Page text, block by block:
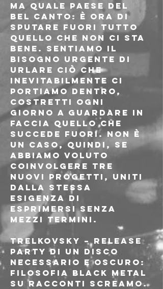
Ma quale paese del
bel canto: è ora di
sputare fuori tutto
quello che non ci sta
bene. Sentiamo il
bisogno urgente di
urlare ciò che
inevitabilmente ci
portiamo dentro,
costretti ogni
giorno a guardare in
faccia quello che
succede fuori. Non è
un caso, quindi, se
abbiamo voluto
coinvolgere tre
nuovi progetti, uniti
dalla stessa
esigenza di
esprimersi senza
mezzi termini.
Trelkovsky – release
party di un disco
necessario e oscuro:
filosofia black metal
su racconti screamo.